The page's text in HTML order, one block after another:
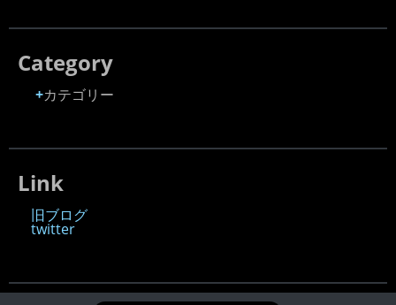
Category
カテゴリー
Link
旧ブログ
twitter